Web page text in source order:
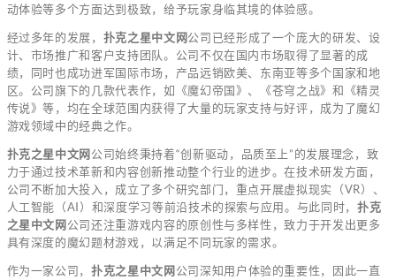
动体验等多个方面达到极致，给予玩家身临其境的体验感。
经过多年的发展， 扑克之星中文网公司已经形成了一个庞大的研发、设
计、市场推广和客户支持团队。公司不仅在国内市场取得了显著的成
绩，同时也成功进军国际市场，产品远销欧美、东南亚等多个国家和地
区。公司旗下的几款代表作，如《魔幻帝国》、《苍穹之战》和《精灵
传说》等，均在全球范围内获得了大量的玩家支持与好评，成为了魔幻
游戏领域中的经典之作。
扑克之星中文网公司始终秉持着“创新驱动，品质至上”的发展理念，致
力于通过技术革新和内容创新推动整个行业的进步。在技术研发方面，
公司不断加大投入，成立了多个研究部门，重点开展虚拟现实（VR）、
人工智能（AI）和深度学习等前沿技术的探索与应用。与此同时， 扑克
之星中文网公司还注重游戏内容的原创性与多样性，致力于开发出更多
具有深度的魔幻题材游戏，以满足不同玩家的需求。
作为一家公司，扑克之星中文网公司深知用户体验的重要性，因此一直